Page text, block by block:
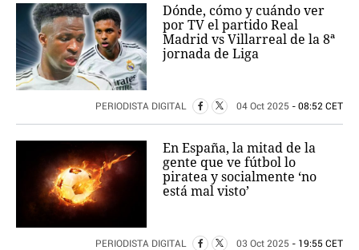
Dónde, cómo y cuándo ver
por TV el partido Real
Madrid vs Villarreal de la 8ª
jornada de Liga
PERIODISTA DIGITAL 04 Oct 2025 - 08:52 CET
En España, la mitad de la
gente que ve fútbol lo
piratea y socialmente ‘no
está mal visto’
PERIODISTA DIGITAL 03 Oct 2025 - 19:55 CET